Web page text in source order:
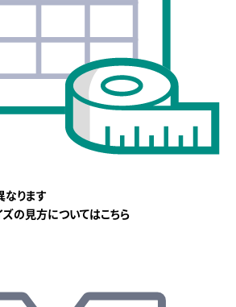
なります
の見方についてはこちら